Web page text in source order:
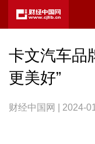
卡文汽车品
更美好”
财经中国网 | 2024-